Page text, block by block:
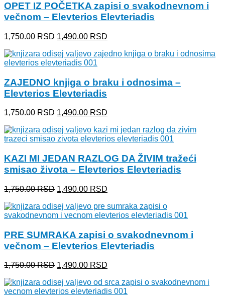
OPET IZ POČETKA zapisi o svakodnevnom i
večnom – Elevterios Elevteriadis
1,750.00RSD Originalna
je
bila:
1,490.00 RSD
je:
ZAJEDNO knjiga o braku i odnosima –
Elevterios Elevteriadis
1,750.00RSD Originalna
je
bila:
1,490.00 RSD
je:
1,490.00 RSD.
KAZI MI JEDAN RAZLOG DA ŽIVIM tražeći
smisao života – Elevterios Elevteriadis
1,750.00RSD Originalna
je
bila:
1,490.00 RSD
je:
1,490.00 RSD.
PRE SUMRAKA zapisi o svakodnevnom i
večnom – Elevterios Elevteriadis
1,750.00RSD Originalna
je
bila:
1,490.00 RSD
je:
1,490.00 RSD.